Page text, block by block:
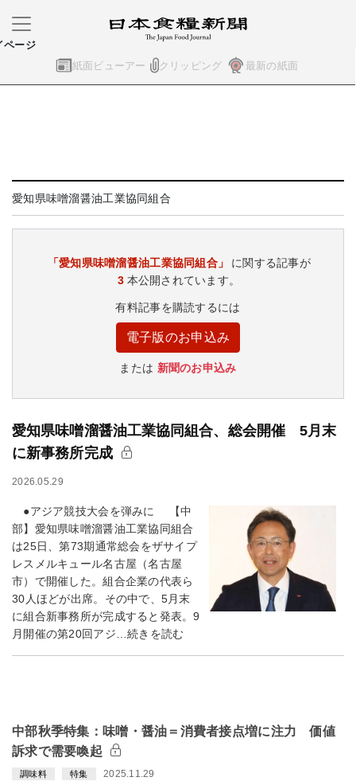
紙面ビューアー クリッピング 最新の紙面
ページ
愛知県味噌溜醤油工業協同組合
「愛知県味噌溜醤油工業協同組合」
に関する記事が
3 本公開されています。
有料記事を購読するには
電子版のお申込み
または 新聞のお申込み
愛知県味噌溜醤油工業協同組合、総会開催 5月末
に新事務所完成
2026.05.29
●アジア競技大会を弾みに 【中
部】愛知県味噌溜醤油工業協同組合
は25日、第73期通常総会をザサイプ
レスメルキュール名古屋（名古屋
市）で開催した。組合企業の代表ら
30人ほどが出席。その中で、5月末
に組合新事務所が完成すると発表。9
月開催の第20回アジ…続きを読む
中部秋季特集：味噌・醤油＝消費者接点増に注力 価値
訴求で需要喚起
調味料 特集 2025.11.29